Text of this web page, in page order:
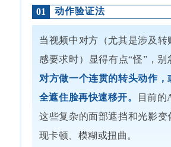
01 动作验证法
当视频中对方（尤其是涉及转
感要求时）显得有点“怪”，别
对方做一个连贯的转头动作，
全遮住脸再快速移开。
目前的
这些复杂的面部遮挡和光影变
现卡顿、模糊或扭曲。